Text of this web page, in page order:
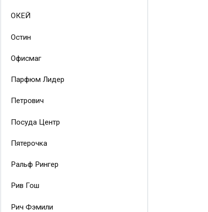
ОКЕЙ
Остин
Офисмаг
Парфюм Лидер
Петрович
Посуда Центр
Пятерочка
Ральф Рингер
Рив Гош
Рич Фэмили